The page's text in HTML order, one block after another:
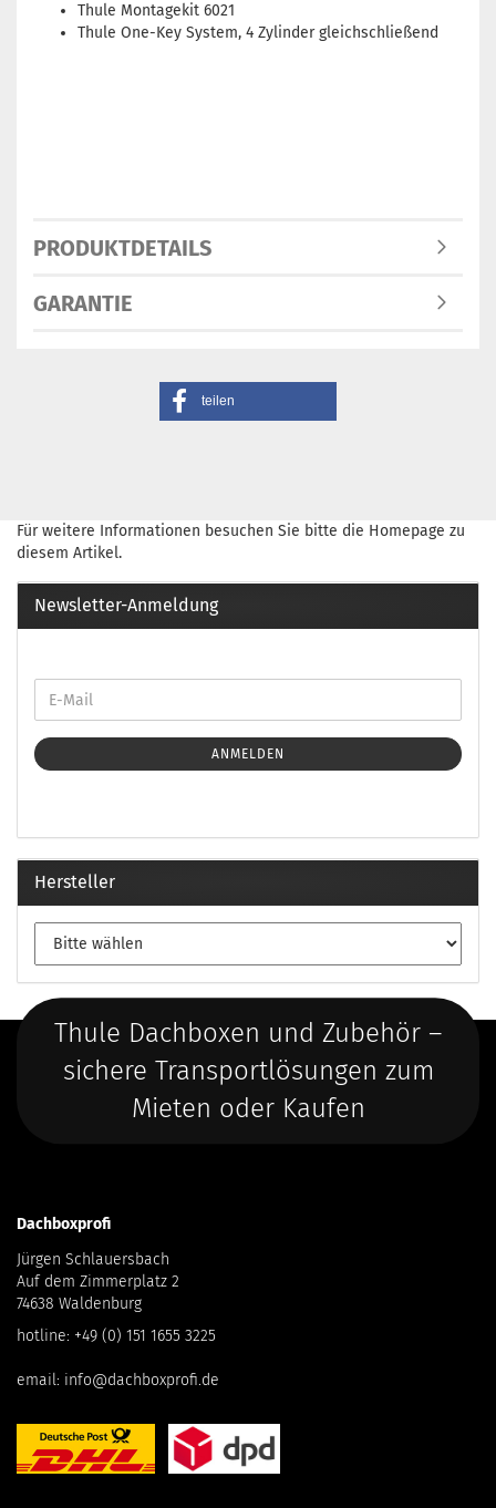
Thule Montagekit 6021
Thule One-Key System, 4 Zylinder gleichschließend
PRODUKTDETAILS
GARANTIE
teilen
Für weitere Informationen besuchen Sie bitte die Homepage zu
diesem Artikel.
Newsletter-Anmeldung
ANMELDEN
Hersteller
Thule Dachboxen und Zubehör –
sichere Transportlösungen zum
Mieten oder Kaufen
Dachboxprofi
Jürgen Schlauersbach
Auf dem Zimmerplatz 2
74638 Waldenburg
hotline: +49 (0) 151 1655 3225
email: info@dachboxprofi.de